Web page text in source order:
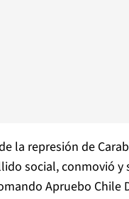
la represión de
social, conmovió y
Apruebo Chile